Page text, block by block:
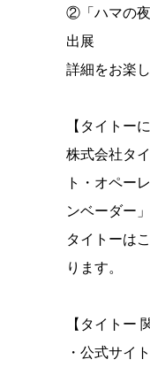
②「ハマの
出展
詳細をお楽
【タイトー
株式会社タ
ト・オペー
ンベーダー
タイトーは
ります。
【タイトー
・公式サイト